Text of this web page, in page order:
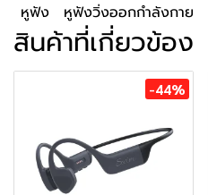
หูฟัง หูฟังวิ่งออกกำลังกาย
สินค้าที่เกี่ยวข้อง
-44%